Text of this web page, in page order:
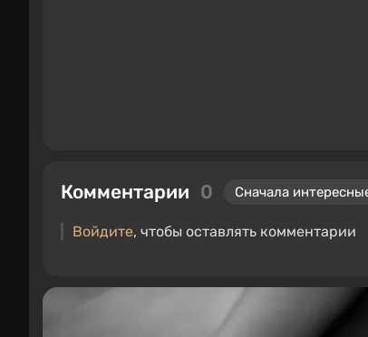
Комментарии 0
Войдите, чтобы оставлять комментарии